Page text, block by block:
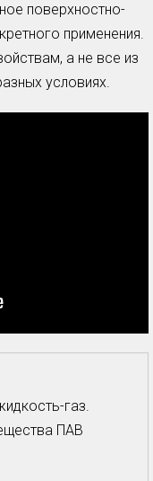
поверхностно-
применения.
а не все из
условиях.
газ.
ПАВ